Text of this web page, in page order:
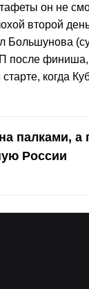
он не
второй
Большунова
после финиша,
когда
палками, а
России